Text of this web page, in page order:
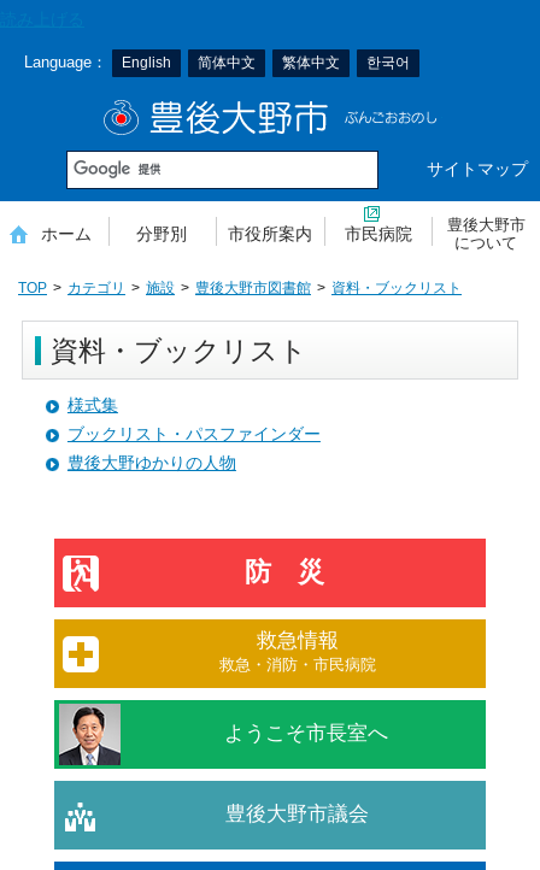
Language： English 简体中文 繁体中文 한국어
サイトマップ
ホーム 分野別 市役所案内 市民病院
豊後大野市
について
TOP カテゴリ 施設 豊後大野市図書館 資料・ブックリスト
資料・ブックリスト
様式集
ブックリスト・パスファインダー
豊後大野ゆかりの人物
防災
救急情報
救急・消防・市民病院
ようこそ市長室へ
豊後大野市議会